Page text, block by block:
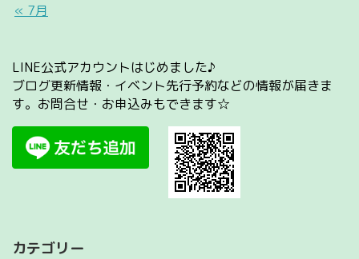
« 7月
LINE公式アカウントはじめました♪
ブログ更新情報・イベント先行予約などの情報が届きま
す。お問合せ・お申込みもできます☆
カテゴリー